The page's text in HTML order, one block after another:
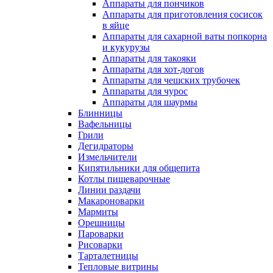
Аппараты для пончиков
Аппараты для приготовления сосисок
в яйце
Аппараты для сахарной ваты попкорна
и кукурузы
Аппараты для такояки
Аппараты для хот-догов
Аппараты для чешских трубочек
Аппараты для чурос
Аппараты для шаурмы
Блинницы
Вафельницы
Грили
Дегидраторы
Измельчители
Кипятильники для общепита
Котлы пищеварочные
Линии раздачи
Макароноварки
Мармиты
Орешницы
Пароварки
Рисоварки
Тарталетницы
Тепловые витрины